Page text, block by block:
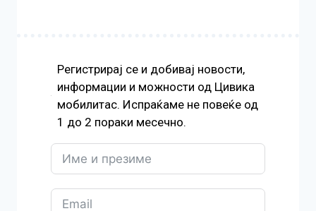
Регистрирај се и добивај новости,
информации и можности од Цивика
мобилитас. Испраќаме не повеќе од
1 до 2 пораки месечно.